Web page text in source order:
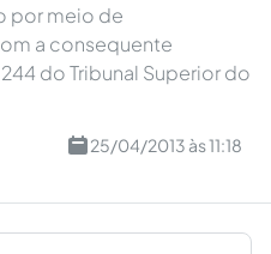
por meio de
a consequente
do Tribunal Superior do
25/04/2013 às 11:18